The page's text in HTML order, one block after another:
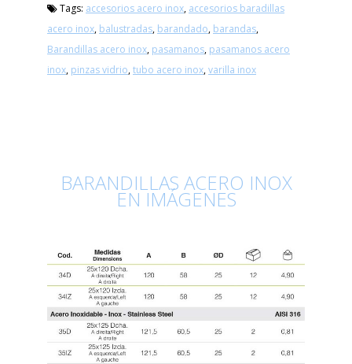
Tags: accesorios acero inox, accesorios baradillas
acero inox, balustradas, barandado, barandas,
Barandillas acero inox, pasamanos, pasamanos acero
inox, pinzas vidrio,tubo acero inox,varilla inox
BARANDILLAS ACERO INOX
EN IMÁGENES